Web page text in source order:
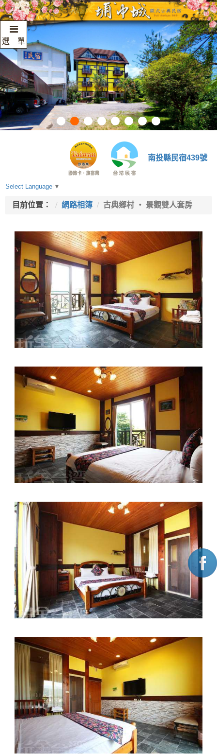
選 單
南投縣民宿439號
Select Language ▼
目前位置： 網路相簿 古典鄉村 ‧ 景觀雙人套房